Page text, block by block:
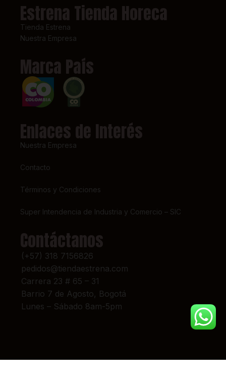
Estrena Tienda Horeca
Tienda Estrena
Nuestra Empresa
Marca País
Enlaces de Interés
Nuestra Empresa
Contacto
Términos y Condiciones
Super Intendencia de Industria y Comercio – SIC
Contáctanos
(+57) 318 7156826
pedidos@tiendaestrena.com
Carrera 23 # 65 – 31
Barrio 7 de Agosto, Bogotá
Lunes – Sábado 8am-5pm